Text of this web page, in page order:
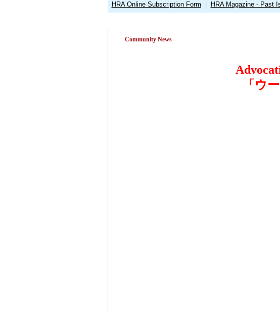
HRA Online Subscription Form HRA Magazine - Past
Community News
「ウ